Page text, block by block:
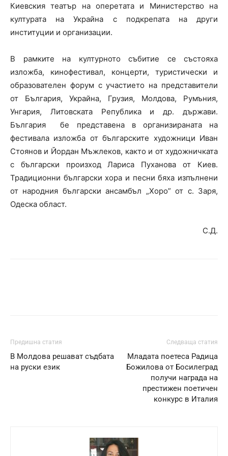
Киевския театър на оперетата и Министерство на
културата на Украйна с подкрепата на други
институции и организации.
В рамките на културното събитие се състояха
изложба, кинофестивал, концерти, туристически и
образователен форум с участието на представители
от България, Украйна, Грузия, Молдова, Румъния,
Унгария, Литовската Република и др. държави.
България бе представена в организираната на
фестивала изложба от българските художници Иван
Стоянов и Йордан Мъжлеков, както и от художничката
с български произход Лариса Пуханова от Киев.
Традиционни български хора и песни бяха изпълнени
от народния български ансамбъл „Хоро” от с. Заря,
Одеска област.
С.Д.
Предишна статия
В Молдова решават съдбата
на руски език
Следваща статия
Младата поетеса Радица
Божилова от Босилеград
получи награда на
престижен поетичен
конкурс в Италия